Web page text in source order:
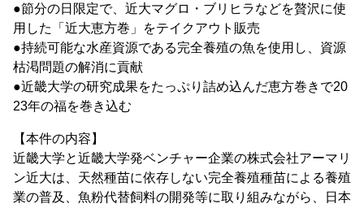
●節分の日限定で、近大マグロ・ブリヒラなどを贅沢に使
用した「近大恵方巻」をテイクアウト販売
●持続可能な水産資源である完全養殖の魚を使用し、資源
枯渇問題の解消に貢献
●近畿大学の研究成果をたっぷり詰め込んだ恵方巻きで20
23年の福を巻き込む
【本件の内容】
近畿大学と近畿大学発ベンチャー企業の株式会社アーマリ
ン近大は、天然種苗に依存しない完全養殖種苗による養殖
業の普及、魚粉代替飼料の開発等に取り組みながら、日本